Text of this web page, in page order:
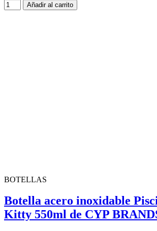
Añadir al carrito
BOTELLAS
Botella acero inoxidable
Kitty 550ml de CYP